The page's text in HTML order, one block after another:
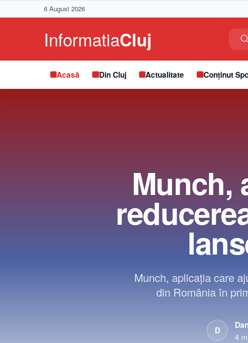
6 August 2026
Acasă Din Cluj Actualitate Conținut
Munch,
Munch, aplicația care
din România în
D
4